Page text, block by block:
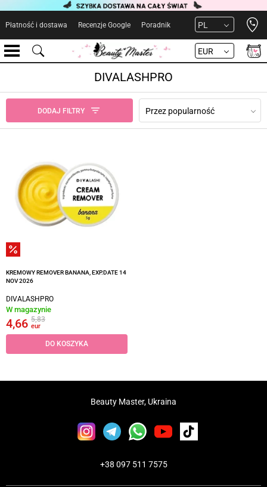
Płatność i dostawa Recenzje Google Poradnik PL
EUR
DIVALASHPRO
DODAJ FILTRY Przez popularność
KREMOWY REMOVER BANANA, EXP.DATE 14
NOV 2026
DIVALASHPRO
W magazynie
4,66 5,83
eur
DO KOSZYKA
Beauty Master, Ukraina
+38 097 511 7575